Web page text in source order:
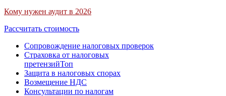
Кому нужен аудит в 2026
Рассчитать стоимость
Сопровождение налоговых проверок
Страховка от налоговых
претензийТоп
Защита в налоговых спорах
Возмещение НДС
Консультации по налогам